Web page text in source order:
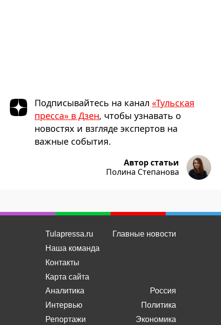
Подписывайтесь на канал «Тульская
пресса» в Дзен, чтобы узнавать о
новостях и взгляде экспертов на
важные события.
Автор статьи
Полина Степанова
Tulapressa.ru
Наша команда
Контакты
Карта сайта
Главные новости
Аналитика
Интервью
Репортажи
Россия
Политика
Экономика